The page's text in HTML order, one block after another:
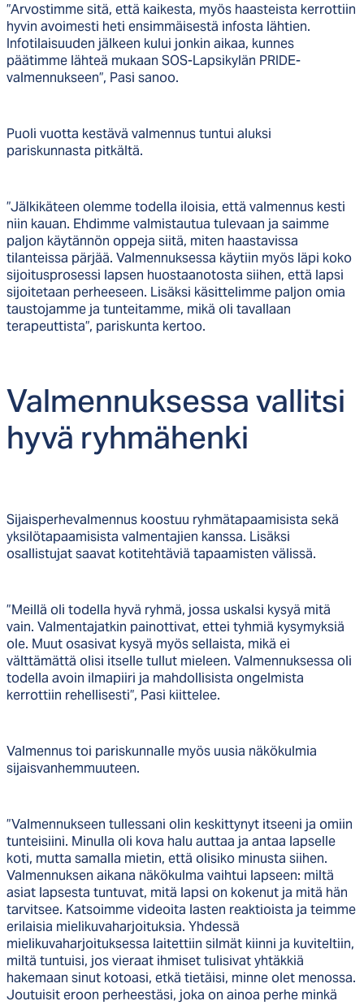
”Arvostimme sitä, että kaikesta, myös haasteista kerrottiin
hyvin avoimesti heti ensimmäisestä infosta lähtien.
Infotilaisuuden jälkeen kului jonkin aikaa, kunnes
päätimme lähteä mukaan SOS-Lapsikylän PRIDE-
valmennukseen”, Pasi sanoo.
Puoli vuotta kestävä valmennus tuntui aluksi
pariskunnasta pitkältä.
”Jälkikäteen olemme todella iloisia, että valmennus kesti
niin kauan. Ehdimme valmistautua tulevaan ja saimme
paljon käytännön oppeja siitä, miten haastavissa
tilanteissa pärjää. Valmennuksessa käytiin myös läpi koko
sijoitusprosessi lapsen huostaanotosta siihen, että lapsi
sijoitetaan perheeseen. Lisäksi käsittelimme paljon omia
taustojamme ja tunteitamme, mikä oli tavallaan
terapeuttista”, pariskunta kertoo.
Val­men­nuk­ses­sa val­lit­si
hy­vä ryh­mä­hen­ki
Sijaisperhevalmennus koostuu ryhmätapaamisista sekä
yksilötapaamisista valmentajien kanssa. Lisäksi
osallistujat saavat kotitehtäviä tapaamisten välissä.
”Meillä oli todella hyvä ryhmä, jossa uskalsi kysyä mitä
vain. Valmentajatkin painottivat, ettei tyhmiä kysymyksiä
ole. Muut osasivat kysyä myös sellaista, mikä ei
välttämättä olisi itselle tullut mieleen. Valmennuksessa oli
todella avoin ilmapiiri ja mahdollisista ongelmista
kerrottiin rehellisesti”, Pasi kiittelee.
Valmennus toi pariskunnalle myös uusia näkökulmia
sijaisvanhemmuuteen.
”Valmennukseen tullessani olin keskittynyt itseeni ja omiin
tunteisiini. Minulla oli kova halu auttaa ja antaa lapselle
koti, mutta samalla mietin, että olisiko minusta siihen.
Valmennuksen aikana näkökulma vaihtui lapseen: miltä
asiat lapsesta tuntuvat, mitä lapsi on kokenut ja mitä hän
tarvitsee. Katsoimme videoita lasten reaktioista ja teimme
erilaisia mielikuvaharjoituksia. Yhdessä
mielikuvaharjoituksessa laitettiin silmät kiinni ja kuviteltiin,
miltä tuntuisi, jos vieraat ihmiset tulisivat yhtäkkiä
hakemaan sinut kotoasi, etkä tietäisi, minne olet menossa.
Joutuisit eroon perheestäsi, joka on ainoa perhe minkä